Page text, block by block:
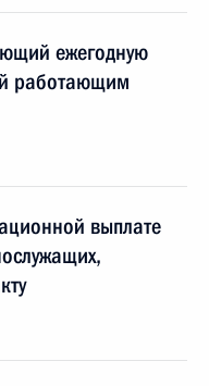
ежегодную
работающим
выплате